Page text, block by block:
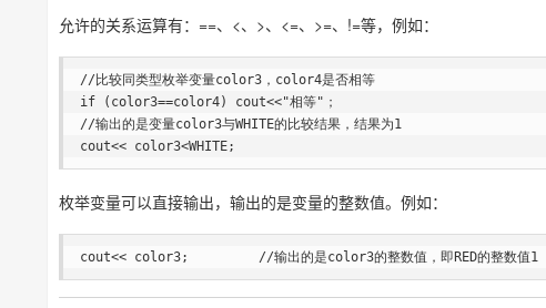
允许的关系运算有：==、<、>、<=、>=、!=等，例如：
//比较同类型枚举变量color3，color4是否相等
if (color3==color4) cout<<"相等"；
//输出的是变量color3与WHITE的比较结果，结果为1
cout<< color3<WHITE;
枚举变量可以直接输出，输出的是变量的整数值。例如：
cout<< color3;         //输出的是color3的整数值，即RED的整数值1